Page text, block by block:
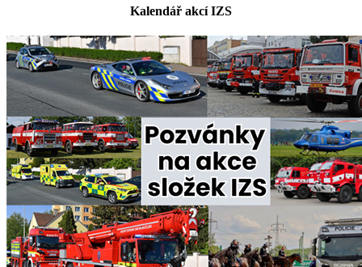
Kalendář akcí IZS